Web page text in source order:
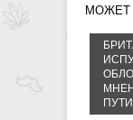
МОЖЕТ